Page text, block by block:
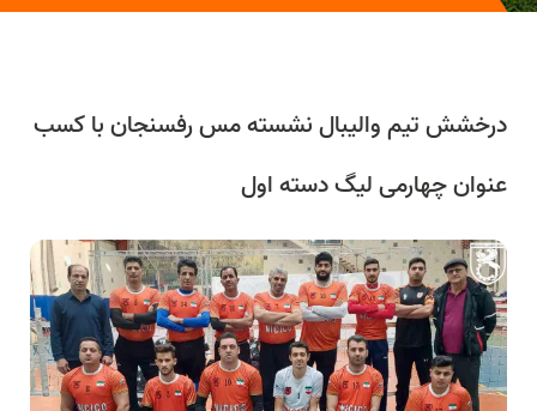
درخشش تیم والیبال نشسته مس رفسنجان با کسب
عنوان چهارمی لیگ دسته اول